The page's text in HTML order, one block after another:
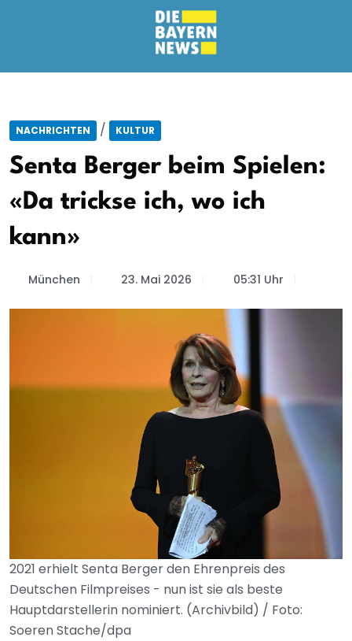
NACHRICHTEN / KULTUR
Senta Berger beim Spielen:
«Da trickse ich, wo ich
kann»
München 23. Mai 2026 05:31 Uhr
2021 erhielt Senta Berger den Ehrenpreis des
Deutschen Filmpreises - nun ist sie als beste
Hauptdarstellerin nominiert. (Archivbild) / Foto:
Soeren Stache/dpa